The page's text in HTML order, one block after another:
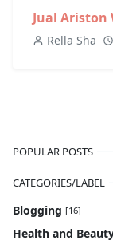
Jual Ariston
Rella Sha
POPULAR POSTS
CATEGORIES/LABEL
Blogging [16]
Health and